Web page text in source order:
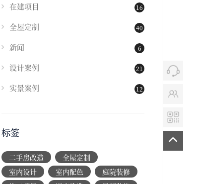
在建项目 16
全屋定制 40
新闻 6
设计案例 21
实景案例 12
标签
二手房改造
全屋定制
室内设计
室内配色
庭院装修